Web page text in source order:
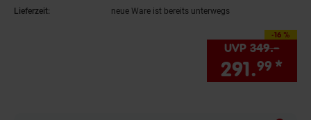
Lieferzeit: neue Ware ist bereits unterwegs
-16 %
Sie Sparen 16
UVP349.–UVP
291.99 *